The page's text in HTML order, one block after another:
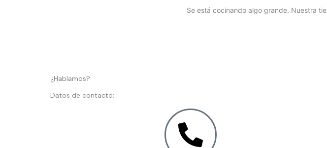
Se está cocinando algo grande. Nuestra
¿Hablamos?
Datos de contacto: